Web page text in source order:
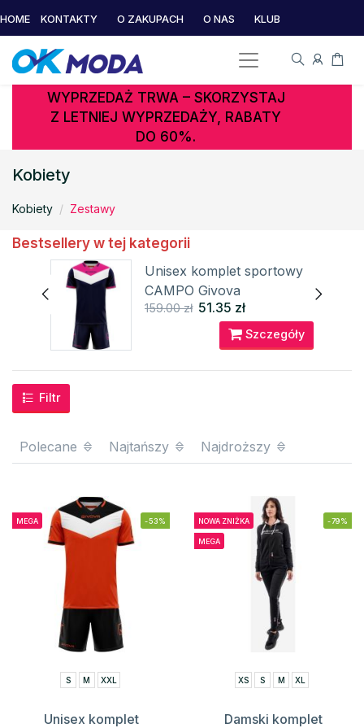
HOME KONTAKTY O ZAKUPACH O NAS KLUB
WYPRZEDAŻ TRWA – SKORZYSTAJ
Z LETNIEJ WYPRZEDAŻY, RABATY
DO 60%.
Kobiety
Kobiety Zestawy
Bestsellery w tej kategorii
Unisex komplet sportowy
CAMPO Givova
159.00 zł 51.35 zł
Szczegóły
Filtr
Polecane Najtańszy Najdroższy
MEGA -53%
S M XXL
Unisex komplet
NOWA ZNIŻKA
MEGA
-79%
XS S M XL
Damski komplet